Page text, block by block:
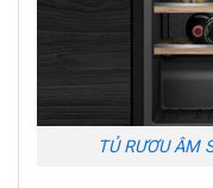
TỦ RƯƠU ÂM